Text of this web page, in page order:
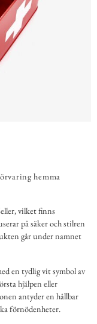
hemma
vilket finns
på säker och stilren
går under namnet
en tydlig vit symbol av
hjälpen eller
antyder en hållbar
förnödenheter.